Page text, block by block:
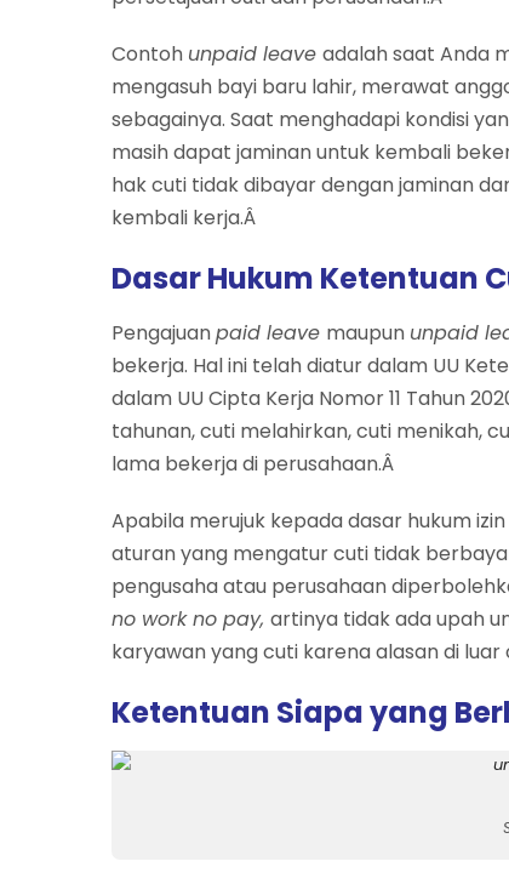
Contoh unpaid leave adalah saat Anda
mengasuh bayi baru lahir, merawat
sebagainya. Saat menghadapi kondisi
masih dapat jaminan untuk kembali
hak cuti tidak dibayar dengan jaminan
kembali kerja.Â
Dasar Hukum Ketentuan
Pengajuanpaid leave maupun unpaid
bekerja. Hal ini telah diatur dalam UU
dalam UU Cipta Kerja Nomor 11 Tahun
tahunan, cuti melahirkan, cuti menikah,
lama bekerja di perusahaan.Â
Apabila merujuk kepada dasar hukum
aturan yang mengatur cuti tidak
pengusaha atau perusahaan
no work no pay, artinya tidak ada upah
karyawan yang cuti karena alasan di
Ketentuan Siapa yang